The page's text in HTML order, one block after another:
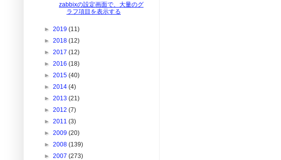
zabbixの設定画面で、大量のグ
ラフ項目を表示する
► 2019 (11)
► 2018 (12)
► 2017 (12)
► 2016 (18)
► 2015 (40)
► 2014 (4)
► 2013 (21)
► 2012 (7)
► 2011 (3)
► 2009 (20)
► 2008 (139)
► 2007 (273)